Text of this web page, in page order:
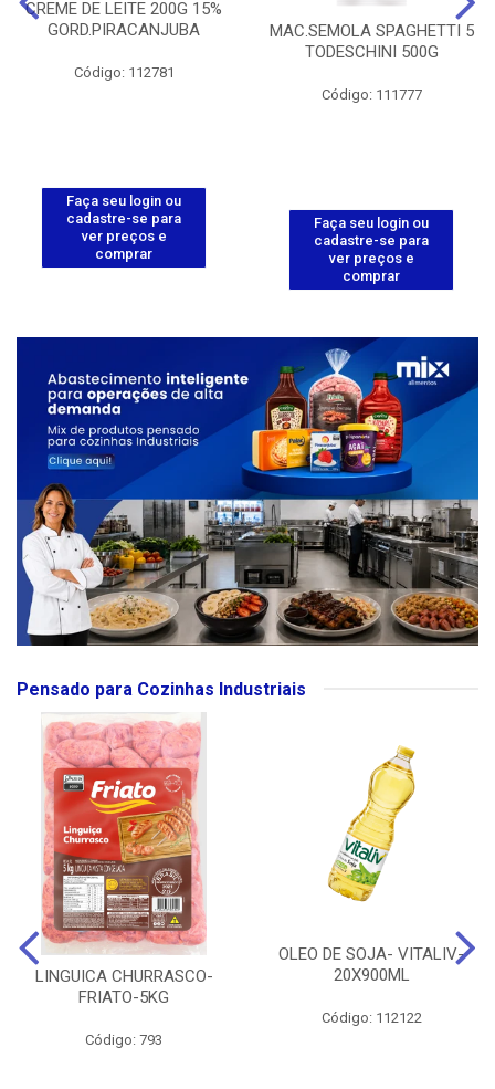
CREME DE LEITE 200G 15%
GORD.PIRACANJUBA
Código: 112781
Faça seu login ou
cadastre-se para
ver preços e
comprar
MAC.SEMOLA SPAGHETTI 5
TODESCHINI 500G
Código: 111777
Faça seu login ou
cadastre-se para
ver preços e
comprar
Pensado para Cozinhas Industriais
LINGUICA CHURRASCO-
FRIATO-5KG
Código: 793
OLEO DE SOJA- VITALIV-
20X900ML
Código: 112122